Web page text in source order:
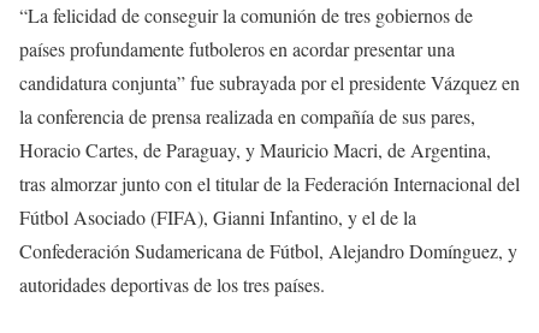
“La felicidad de conseguir la comunión de tres gobiernos de
países profundamente futboleros en acordar presentar una
candidatura conjunta” fue subrayada por el presidente Vázquez en
la conferencia de prensa realizada en compañía de sus pares,
Horacio Cartes, de Paraguay, y Mauricio Macri, de Argentina,
tras almorzar junto con el titular de la Federación Internacional del
Fútbol Asociado (FIFA), Gianni Infantino, y el de la
Confederación Sudamericana de Fútbol, Alejandro Domínguez, y
autoridades deportivas de los tres países.